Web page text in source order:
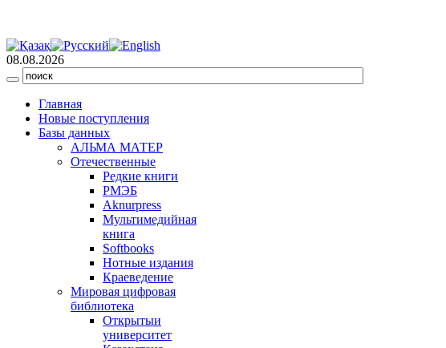
08.08.2026
Главная
Новые поступления
Базы данных
АЛЬМА МАТЕР
Отечественные
Редкие книги
РМЭБ
Аknurpress
Мультимедийная
книга
Softbooks
Нотные издания
Краеведение
Мировая цифровая
библиотека
Открытыи
университет